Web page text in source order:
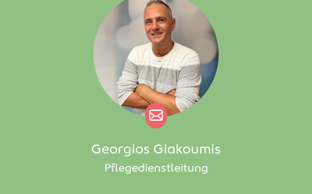
Georgios Giakoumis
Pflegedienstleitung